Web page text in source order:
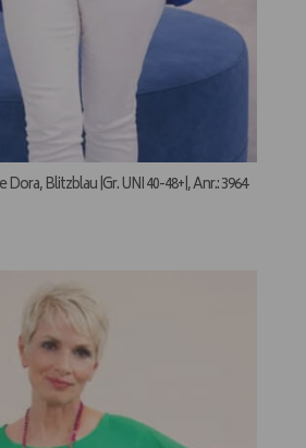
Blitzblau |Gr. UNI 40-48+|, Anr.: 3964